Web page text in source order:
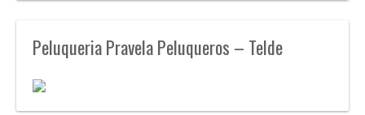
Peluqueria Pravela Peluqueros – Telde